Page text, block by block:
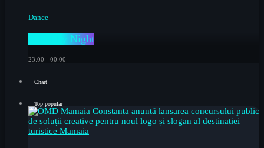
Dance
C FM by Night
23:00 - 00:00
Chart
Top popular